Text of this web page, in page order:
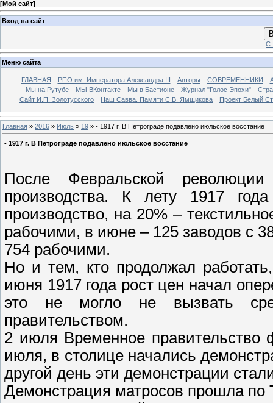
[Мой сайт]
Вход на сайт
Меню сайта
ГЛАВНАЯ РПО им. Императора Александра III Авторы СОВРЕМЕННИКИ
Мы на Рутубе
МЫ ВКонтакте Мы в Бастионе Журнал "Голос Эпохи"
Сайт И.П. Золотусского
Наш Савва. Памяти С.В. Ямщикова Проект Белый
Главная » 2016 » Июль » 19 » - 1917 г. В Петрограде подавлено июльское восстание
- 1917 г. В Петрограде подавлено июльское восстание
После Февральской
производства. К лету 1917
производство, на 20% –
рабочими, в июне – 125 заводов с
754 рабочими.
Но и тем, кто продолжал
июня 1917 года рост цен начал
это не могло не вызвать
правительством.
2 июля Временное правительство
июля, в столице начались
другой день эти демонстрации
Демонстрация матросов прошла по